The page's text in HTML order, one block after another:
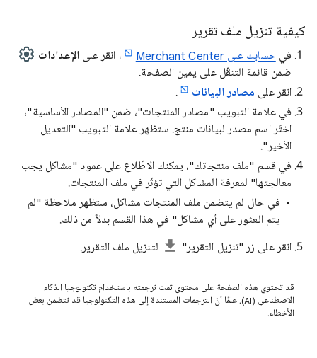
كيفية تنزيل ملف تقرير
فيحسابك على Merchant Center ، انقر علىالإعدادات
ضمن قائمة التنقّل على يمين الصفحة.
انقر على مصادر البيانات
.
في علامة التبويب "مصادر المنتجات"، ضمن "المصادر الأساسية"،
اختَر اسم مصدر لبيانات منتج. ستظهر علامة التبويب "التعديل
الأخير".
في قسم "ملف منتجاتك"، يمكنك الاطّلاع على عمود "مشاكل يجب
معالجتها" لمعرفة المشاكل التي تؤثّر في ملف المنتجات.
في حال لم يتضمن ملف المنتجات مشاكل، ستظهر ملاحظة "لم
يتم العثور على أي مشاكل" في هذا القسم بدلاً من ذلك.
انقر على زر "تنزيل التقرير"
لتنزيل ملف التقرير.
قد تحتوي هذه الصفحة على محتوى تمت ترجمته باستخدام تكنولوجيا الذكاء
الاصطناعي (AI). علمًا أنّ الترجمات المستندة إلى هذه التكنولوجيا قد تتضمن بعض
الأخطاء.